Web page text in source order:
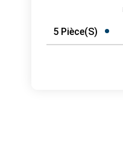
5 Pièce(s)